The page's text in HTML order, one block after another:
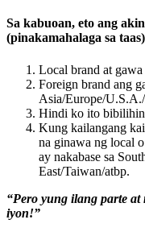
Sa kabuoan, eto ang
(pinakamahalaga sa taas)
Local brand at gawa
Foreign brand ang
Asia/Europe/
Hindi ko ito
Kung kailangang
na ginawa ng local
ay nakabase sa
East/Taiwan/atbp.
“Pero yung ilang parte at
iyon!”